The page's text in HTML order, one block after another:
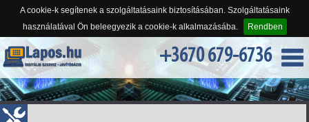
A cookie-k segítenek a szolgáltatásaink biztosításában. Szolgáltatásaink
használatával Ön beleegyezik a cookie-k alkalmazásába.
Rendben
+3670 679-6736